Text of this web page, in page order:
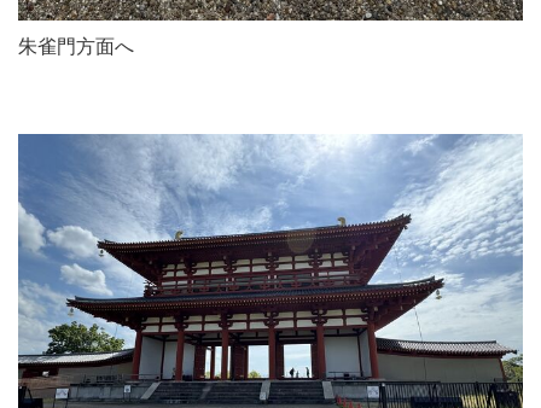
朱雀門方面へ